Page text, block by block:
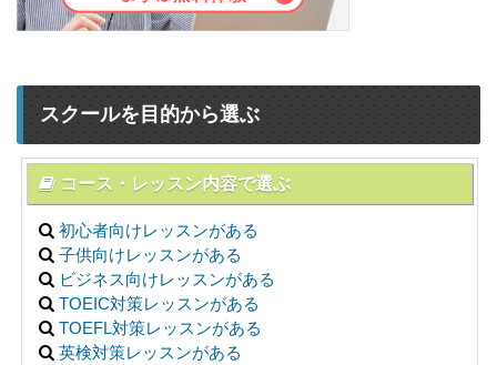
スクールを目的から選ぶ
コース・レッスン内容で選ぶ
初心者向けレッスンがある
子供向けレッスンがある
ビジネス向けレッスンがある
TOEIC対策レッスンがある
TOEFL対策レッスンがある
英検対策レッスンがある